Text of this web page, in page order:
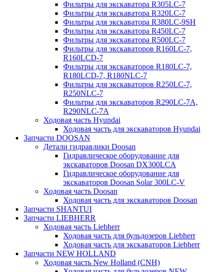
Фильтры для экскаватора R305LC-7
Фильтры для экскаватора R320LC-7
Фильтры для экскаватора R380LC-9SH
Фильтры для экскаватора R450LC-7
Фильтры для экскаватора R500LC-7
Фильтры для экскаваторов R160LC-7,
R160LCD-7
Фильтры для экскаваторов R180LC-7,
R180LCD-7, R180NLC-7
Фильтры для экскаваторов R250LC-7,
R250NLC-7
Фильтры для экскаваторов R290LC-7A,
R290NLC-7A
Ходовая часть Hyundai
Ходовая часть для экскаваторов Hyundai
Запчасти DOOSAN
Детали гидравлики Doosan
Гидравлическое оборудование для
экскаваторов Doosan DX300LCA
Гидравлическое оборудование для
экскаваторов Doosan Solar 300LC-V
Ходовая часть Doosan
Ходовая часть для экскаваторов Doosan
Запчасти SHANTUI
Запчасти LIEBHERR
Ходовая часть Liebherr
Ходовая часть для бульдозеров Liebherr
Ходовая часть для экскаваторов Liebherr
Запчасти NEW HOLLAND
Ходовая часть New Holland (CNH)